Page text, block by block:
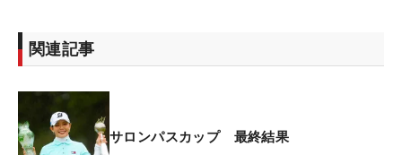
関連記事
サロンパスカップ 最終結果